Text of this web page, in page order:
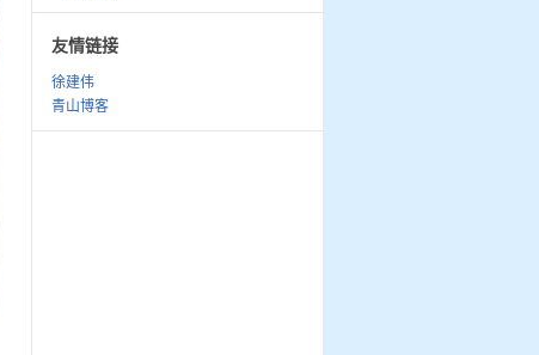
友情链接
徐建伟
青山博客